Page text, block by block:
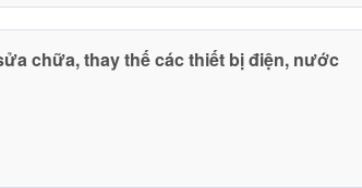
chữa, thay thế các thiết bị điện, nước